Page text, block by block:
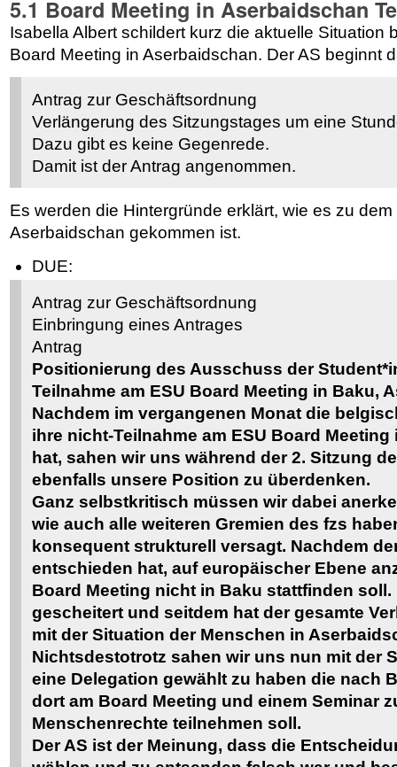
5.1 Board Meeting in Aserbaidschan
Isabella Albert schildert kurz die aktuelle Situation
Board Meeting in Aserbaidschan. Der AS beginnt
Antrag zur Geschäftsordnung
Verlängerung des Sitzungstages um eine
Dazu gibt es keine Gegenrede.
Damit ist der Antrag angenommen.
Es werden die Hintergründe erklärt, wie es zu
Aserbaidschan gekommen ist.
DUE:
Antrag zur Geschäftsordnung
Einbringung eines Antrages
Antrag
Positionierung des Ausschuss der
Teilnahme am ESU Board Meeting in Baku,
Nachdem im vergangenen Monat die
ihre nicht-Teilnahme am ESU Board
hat, sahen wir uns während der 2. Sitzung
ebenfalls unsere Position zu überdenken.
Ganz selbstkritisch müssen wir dabei
wie auch alle weiteren Gremien des fzs
konsequent strukturell versagt. Nachdem
entschieden hat, auf europäischer Ebene
Board Meeting nicht in Baku stattfinden
gescheitert und seitdem hat der gesamte
mit der Situation der Menschen in
Nichtsdestotrotz sahen wir uns nun mit der
eine Delegation gewählt zu haben die nach
dort am Board Meeting und einem Seminar
Menschenrechte teilnehmen soll.
Der AS ist der Meinung, dass die